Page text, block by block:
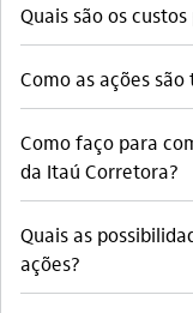
Quais são os
Como as ações
Como faço para
da Itaú Corretora?
Quais as
ações?